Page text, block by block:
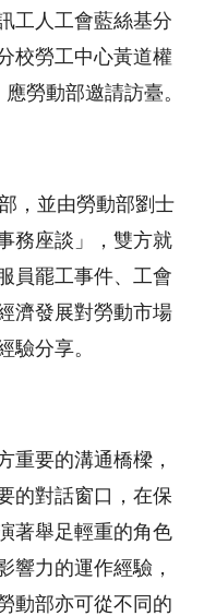
工人工會藍絲基分
校勞工中心黃道權
勞動部邀請訪臺。
，並由勞動部劉士
務座談」，雙方就
員罷工事件、工會
濟發展對勞動市場
驗分享。
重要的溝通橋樑，
的對話窗口，在保
著舉足輕重的角色
響力的運作經驗，
動部亦可從不同的